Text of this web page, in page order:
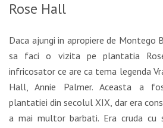
Rose Hall
Daca ajungi in apropiere de Montego
sa faci o vizita pe plantatia
infricosator ce are ca tema legenda
Hall, Annie Palmer. Aceasta a
plantatiei din secolul XIX, dar era
a mai multor barbati. Era cruda cu